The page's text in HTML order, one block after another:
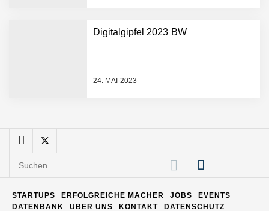
Digitalgipfel 2023 BW
24. MAI 2023
Software – flexibel, offen,
ELOPRINT im Employer
Portrait
Suchen
STARTUPS ERFOLGREICHE MACHER JOBS
EVENTS
DATENBANK
ÜBER UNS KONTAKT DATENSCHUTZ